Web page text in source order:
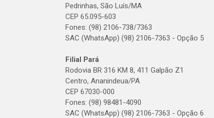
Pedrinhas, São Luís/MA
CEP 65.095-603
Fones: (98) 2106-738/7363
SAC (WhatsApp) (98) 2106-7363 - Opção 5
Filial Pará
Rodovia BR 316 KM 8, 411 Galpão Z1
Centro, Ananindeua/PA
CEP 67030-000
Fones: (98) 98481-4090
SAC (WhatsApp) (98) 2106-7363 - Opção 6